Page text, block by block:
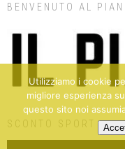
BENVENUTO AL
SCONTO SPORT
Utilizziamo i cookie
migliore esperienza
questo sito noi